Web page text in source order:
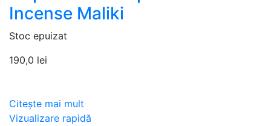
Incense Maliki
Stoc epuizat
190,0 lei
Citește mai mult
Vizualizare rapidă